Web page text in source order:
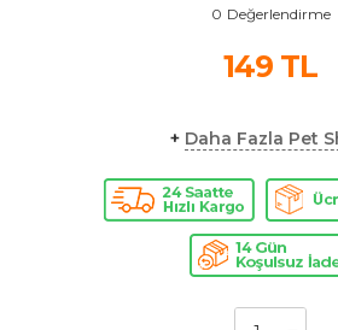
0 Değerlendirme
149 TL
+ Daha Fazla Pet